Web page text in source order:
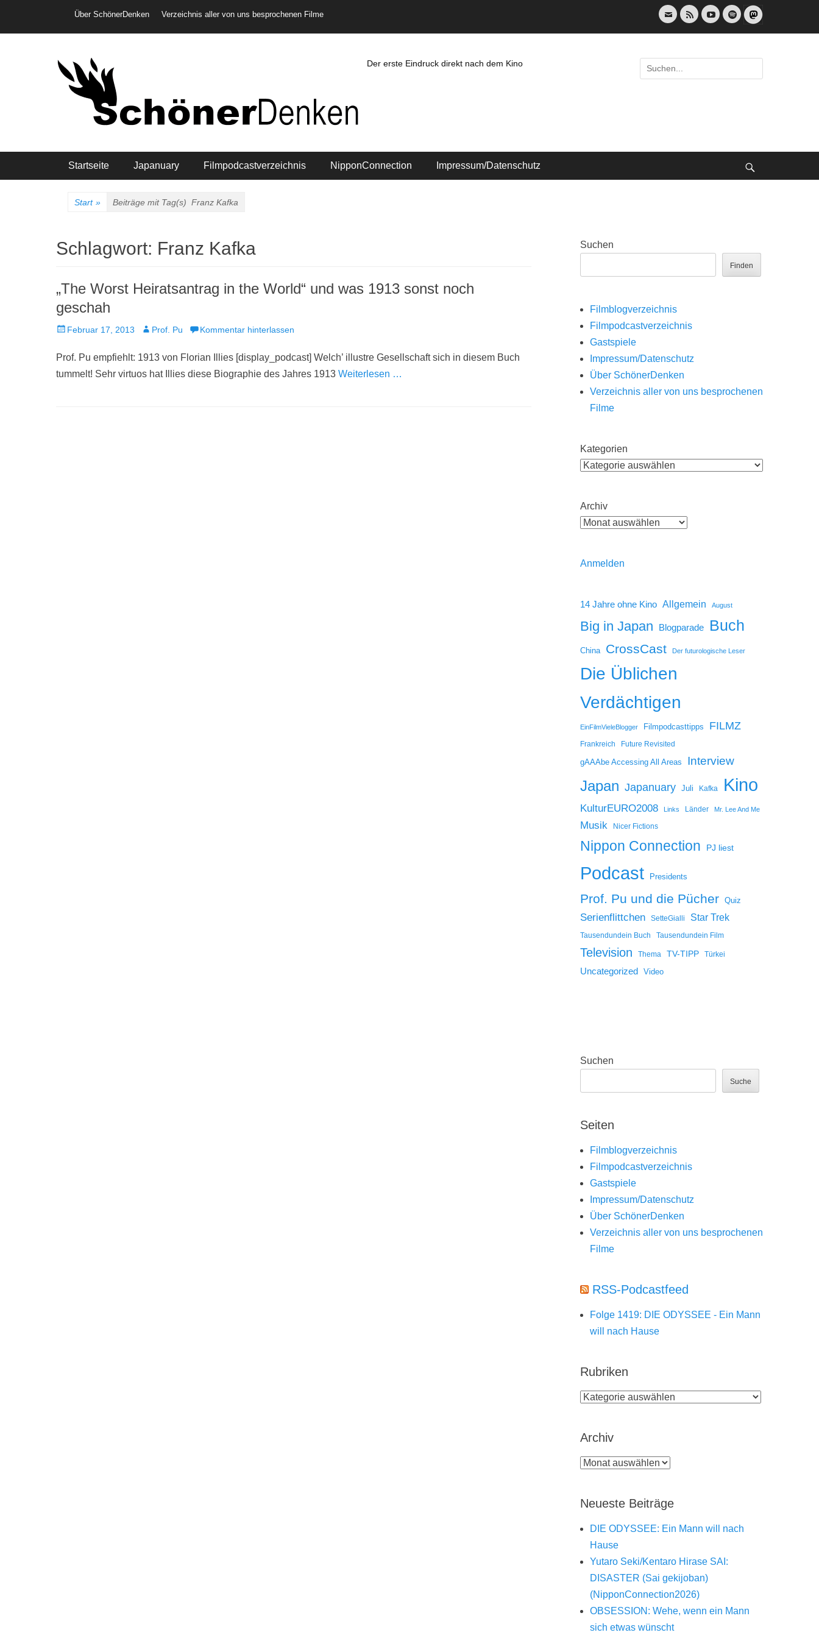
Header-Menü
Über SchönerDenken Verzeichnis aller von uns besprochenen Filme
E-
Mail
Feed YouTubeSpotify
Der erste Eindruck direkt nach dem Kino
Suche
nach:
Hauptmenü
Startseite Japanuary Filmpodcastverzeichnis NipponConnection Impressum/Datenschutz
Start » Beiträge mit Tag(s) Franz Kafka
Schlagwort: Franz Kafka
„The Worst Heiratsantrag in the World“ und was 1913 sonst noch
geschah
Veröffentlicht
Februar 17, 2013 AutorProf. Pu Kommentar hinterlassen
Prof. Pu empfiehlt: 1913 von Florian Illies [display_podcast] Welch’ illustre Gesellschaft sich in diesem Buch
tummelt! Sehr virtuos hat Illies diese Biographie des Jahres 1913 Weiterlesen …
Suchen
Finden
Filmblogverzeichnis
Filmpodcastverzeichnis
Gastspiele
Impressum/Datenschutz
Über SchönerDenken
Verzeichnis aller von uns besprochenen
Filme
Kategorien
Archiv
Anmelden
14 Jahre ohne Kino Allgemein August
Big in Japan Blogparade Buch
China CrossCast Der futurologische Leser
Die Üblichen
Verdächtigen
EinFilmVieleBlogger Filmpodcasttipps FILMZ
Frankreich Future Revisited
gAAAbe Accessing All Areas Interview
Japan Japanuary Juli Kafka Kino
KulturEURO2008 Links Länder Mr. Lee And Me
Musik Nicer Fictions
Nippon Connection PJ liest
Podcast Presidents
Prof. Pu und die Pücher Quiz
Serienflittchen SetteGialli Star Trek
Tausendundein Buch Tausendundein Film
Television Thema TV-TIPP Türkei
Uncategorized Video
Suchen
Suche
Seiten
Filmblogverzeichnis
Filmpodcastverzeichnis
Gastspiele
Impressum/Datenschutz
Über SchönerDenken
Verzeichnis aller von uns besprochenen
Filme
RSS-Podcastfeed
Folge 1419: DIE ODYSSEE - Ein Mann
will nach Hause
Rubriken
Rubriken
Archiv
Archiv
Neueste Beiträge
DIE ODYSSEE: Ein Mann will nach
Hause
Yutaro Seki/Kentaro Hirase SAI:
DISASTER (Sai gekijoban)
(NipponConnection2026)
OBSESSION: Wehe, wenn ein Mann
sich etwas wünscht